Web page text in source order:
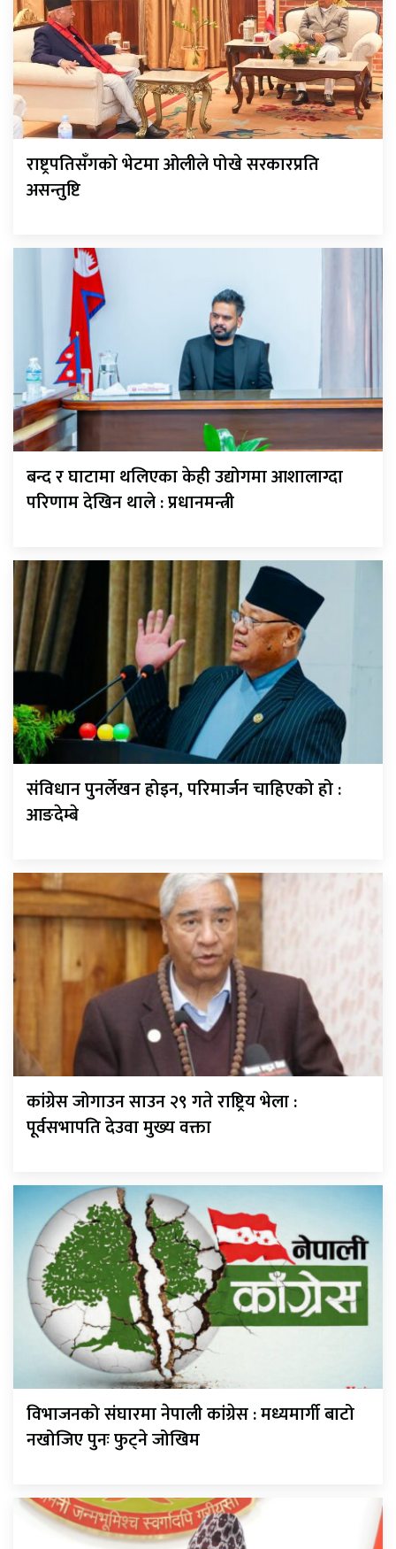
राष्ट्रपतिसँगको भेटमा ओलीले पोखे सरकारप्रति
असन्तुष्टि
बन्द र घाटामा थलिएका केही उद्योगमा आशालाग्दा
परिणाम देखिन थाले : प्रधानमन्त्री
संविधान पुनर्लेखन होइन, परिमार्जन चाहिएको हो :
आङदेम्बे
कांग्रेस जोगाउन साउन २९ गते राष्ट्रिय भेला :
पूर्वसभापति देउवा मुख्य वक्ता
विभाजनको संघारमा नेपाली कांग्रेस : मध्यमार्गी बाटो
नखोजिए पुनः फुट्ने जोखिम